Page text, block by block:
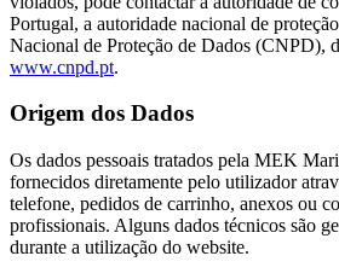
Portugal, a autoridade nacional de
Nacional de Proteção de Dados (CNPD),
www.cnpd.pt.
Origem dos Dados
Os dados pessoais tratados pela MEK
fornecidos diretamente pelo utilizador
telefone, pedidos de carrinho, anexos ou
profissionais. Alguns dados técnicos são
durante a utilização do website.